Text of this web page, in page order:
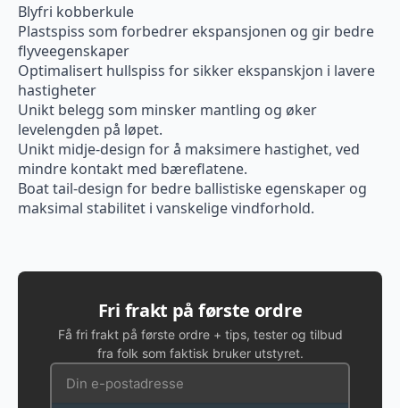
Blyfri kobberkule
Plastspiss som forbedrer ekspansjonen og gir bedre
flyveegenskaper
Optimalisert hullspiss for sikker ekspanskjon i lavere
hastigheter
Unikt belegg som minsker mantling og øker
levelengden på løpet.
Unikt midje-design for å maksimere hastighet, ved
mindre kontakt med bæreflatene.
Boat tail-design for bedre ballistiske egenskaper og
maksimal stabilitet i vanskelige vindforhold.
Fri frakt på første ordre
Få fri frakt på første ordre + tips, tester og tilbud
fra folk som faktisk bruker utstyret.